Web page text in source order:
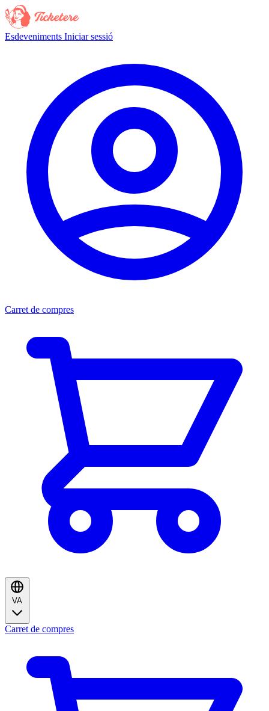
Esdeveniments Iniciar sessió
Carret de compres
VA
Carret de compres